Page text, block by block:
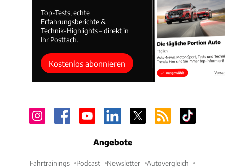
Top-Tests, echte
Erfahrungsberichte &
Technik-Highlights – direkt in
Ihr Postfach.
Kostenlos abonnieren
Angebote
Fahrtrainings Podcast Newsletter Autovergleich